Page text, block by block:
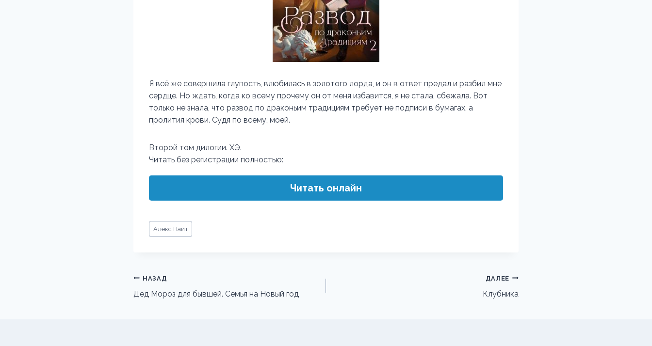
Я всё же совершила глупость, влюбилась в золотого лорда, и он в ответ предал и разбил мне
сердце. Но ждать, когда ко всему прочему он от меня избавится, я не стала, сбежала. Вот
только не знала, что развод по драконьим традициям требует не подписи в бумагах, а
пролития крови. Судя по всему, моей.
Второй том дилогии. ХЭ.
Читать без регистрации полностью:
Читать онлайн
Метки
записи:
Алекс Найт
Навигация
по
НАЗАД
Дед Мороз для бывшей. Семья на Новый год
ДАЛЕЕ
Клубника